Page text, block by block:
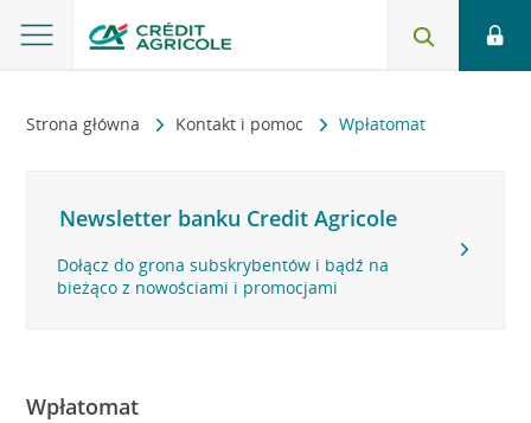
Strona główna Kontakt i pomoc Wpłatomat
Newsletter banku Credit Agricole
Dołącz do grona subskrybentów i bądź na
bieżąco z nowościami i promocjami
Wpłatomat